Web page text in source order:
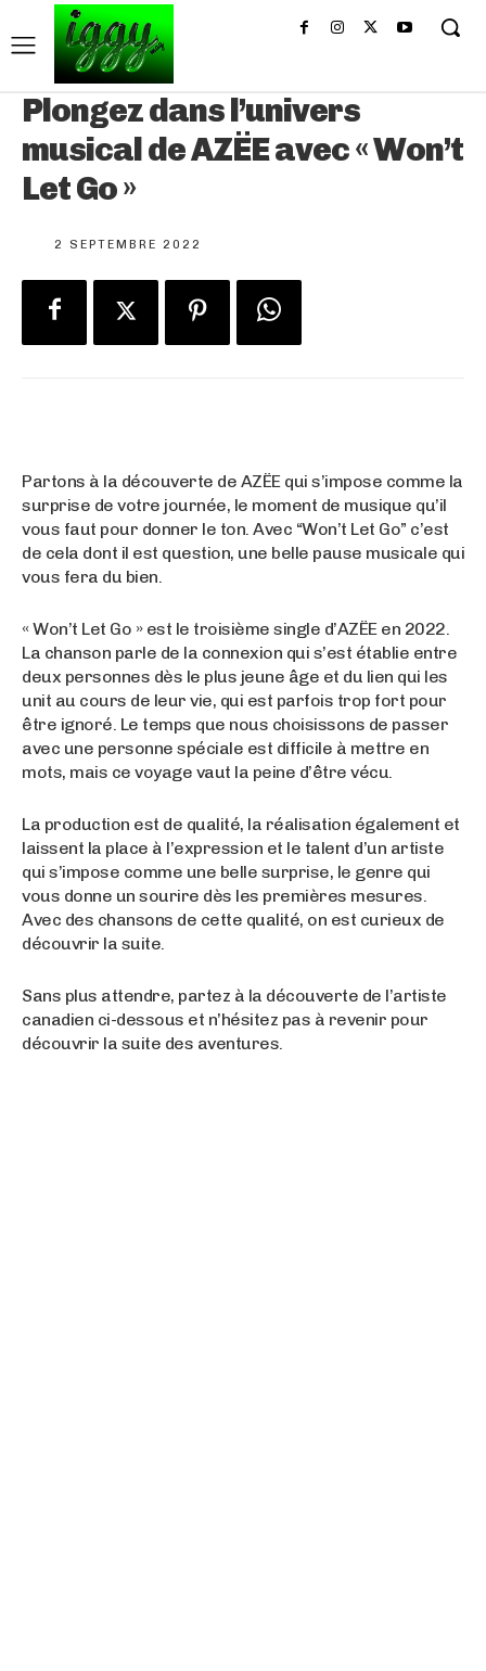
Plongez dans l’univers
musical de AZËE avec « Won’t
Let Go »
2 SEPTEMBRE 2022
Partons à la découverte de AZËE qui s’impose comme la
surprise de votre journée, le moment de musique qu’il
vous faut pour donner le ton. Avec “Won’t Let Go” c’est
de cela dont il est question, une belle pause musicale qui
vous fera du bien.
« Won’t Let Go » est le troisième single d’AZËE en 2022.
La chanson parle de la connexion qui s’est établie entre
deux personnes dès le plus jeune âge et du lien qui les
unit au cours de leur vie, qui est parfois trop fort pour
être ignoré. Le temps que nous choisissons de passer
avec une personne spéciale est difficile à mettre en
mots, mais ce voyage vaut la peine d’être vécu.
La production est de qualité, la réalisation également et
laissent la place à l’expression et le talent d’un artiste
qui s’impose comme une belle surprise, le genre qui
vous donne un sourire dès les premières mesures.
Avec des chansons de cette qualité, on est curieux de
découvrir la suite.
Sans plus attendre, partez à la découverte de l’artiste
canadien ci-dessous et n’hésitez pas à revenir pour
découvrir la suite des aventures.